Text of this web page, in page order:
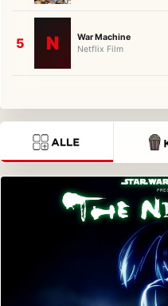
N
War Machine
Netflix Film
Alle